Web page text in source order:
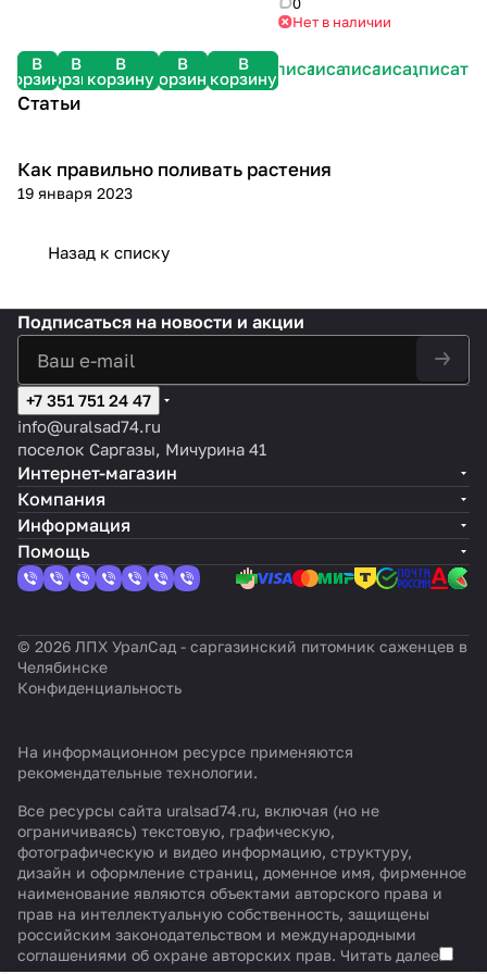
В
корзину
В
корзину
В
корзину
В
корзину
В
корзину
Нет в наличии
Подписаться
Подписаться
Подписаться
Подписаться
Статьи
Посадка и уход
Как правильно поливать растения
19 января 2023
Назад к списку
Подписаться на новости и акции
+7 351 751 24 47
info@uralsad74.ru
поселок Саргазы, Мичурина 41
Интернет-магазин
Компания
Информация
Помощь
© 2026 ЛПХ УралСад - саргазинский питомник саженцев в
Челябинске
Конфиденциальность
На информационном ресурсе применяются
рекомендательные технологии.
Все ресурсы сайта uralsad74.ru, включая (но не
ограничиваясь) текстовую, графическую,
фотографическую и видео информацию, структуру,
дизайн и оформление страниц, доменное имя, фирменное
наименование являются объектами авторского права и
прав на интеллектуальную собственность, защищены
российским законодательством и международными
соглашениями об охране авторских прав. Читать далее